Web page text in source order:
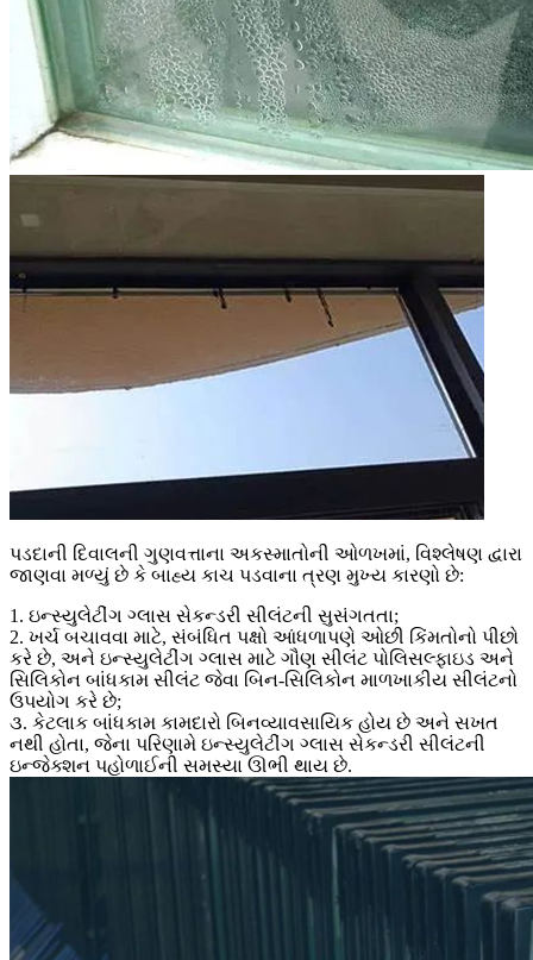
પડદાની દિવાલની ગુણવત્તાના અકસ્માતોની ઓળખમાં, વિશ્લેષણ દ્વારા
જાણવા મળ્યું છે કે બાહ્ય કાચ પડવાના ત્રણ મુખ્ય કારણો છે:
1. ઇન્સ્યુલેટીંગ ગ્લાસ સેકન્ડરી સીલંટની સુસંગતતા;
2. ખર્ચ બચાવવા માટે, સંબંધિત પક્ષો આંધળાપણે ઓછી કિંમતોનો પીછો
કરે છે, અને ઇન્સ્યુલેટીંગ ગ્લાસ માટે ગૌણ સીલંટ પોલિસલ્ફાઇડ અને
સિલિકોન બાંધકામ સીલંટ જેવા બિન-સિલિકોન માળખાકીય સીલંટનો
ઉપયોગ કરે છે;
૩. કેટલાક બાંધકામ કામદારો બિનવ્યાવસાયિક હોય છે અને સખત
નથી હોતા, જેના પરિણામે ઇન્સ્યુલેટીંગ ગ્લાસ સેકન્ડરી સીલંટની
ઇન્જેક્શન પહોળાઈની સમસ્યા ઊભી થાય છે.